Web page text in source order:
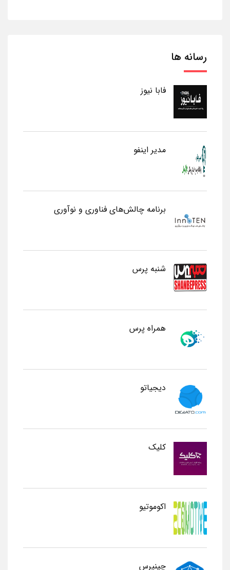
رسانه ها
فابا نیوز
مدیر اینفو
برنامه چالش‌های فناوری و نوآوری
شنبه پرس
همراه پرس
دیجیاتو
کلیک
اکوموتیو
چینپرس